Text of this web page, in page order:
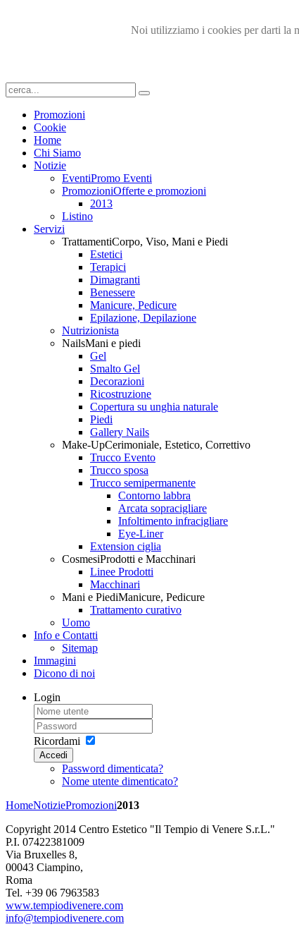
Noi utilizziamo i cookies per darti la
Promozioni
Cookie
Home
Chi Siamo
Notizie
EventiPromo Eventi
PromozioniOfferte e promozioni
2013
Listino
Servizi
TrattamentiCorpo, Viso, Mani e Piedi
Estetici
Terapici
Dimagranti
Benessere
Manicure, Pedicure
Epilazione, Depilazione
Nutrizionista
NailsMani e piedi
Gel
Smalto Gel
Decorazioni
Ricostruzione
Copertura su unghia naturale
Piedi
Gallery Nails
Make-UpCerimoniale, Estetico, Correttivo
Trucco Evento
Trucco sposa
Trucco semipermanente
Contorno labbra
Arcata sopracigliare
Infoltimento infracigliare
Eye-Liner
Extension ciglia
CosmesiProdotti e Macchinari
Linee Prodotti
Macchinari
Mani e PiediManicure, Pedicure
Trattamento curativo
Uomo
Info e Contatti
Sitemap
Immagini
Dicono di noi
Login
Ricordami
Accedi
Password dimenticata?
Nome utente dimenticato?
HomeNotiziePromozioni2013
Copyright 2014 Centro Estetico "Il Tempio di Venere S.r.L."
P.I. 07422381009
Via Bruxelles 8,
00043 Ciampino,
Roma
Tel. +39 06 7963583
www.tempiodivenere.com
info@tempiodivenere.com